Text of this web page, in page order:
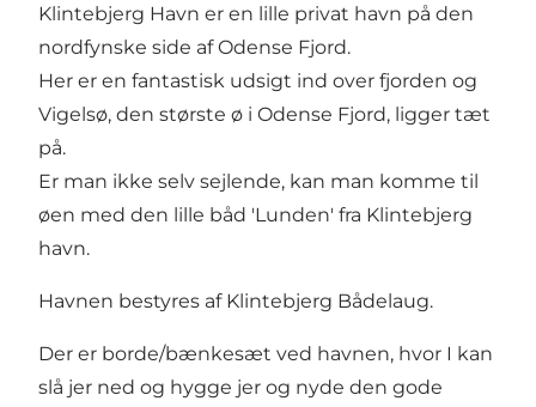
Klintebjerg Havn er en lille privat havn på den
nordfynske side af Odense Fjord.
Her er en fantastisk udsigt ind over fjorden og
Vigelsø, den største ø i Odense Fjord, ligger tæt
på.
Er man ikke selv sejlende, kan man komme til
øen med den lille båd 'Lunden' fra Klintebjerg
havn.
Havnen bestyres af Klintebjerg Bådelaug.
Der er borde/bænkesæt ved havnen, hvor I kan
slå jer ned og hygge jer og nyde den gode